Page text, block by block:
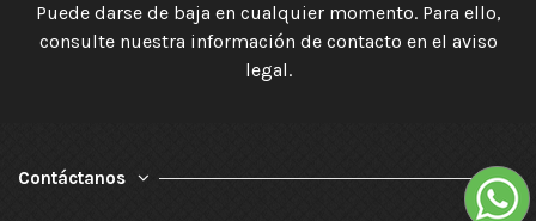
Puede darse de baja en cualquier momento. Para ello,
consulte nuestra información de contacto en el aviso
legal.
Contáctanos